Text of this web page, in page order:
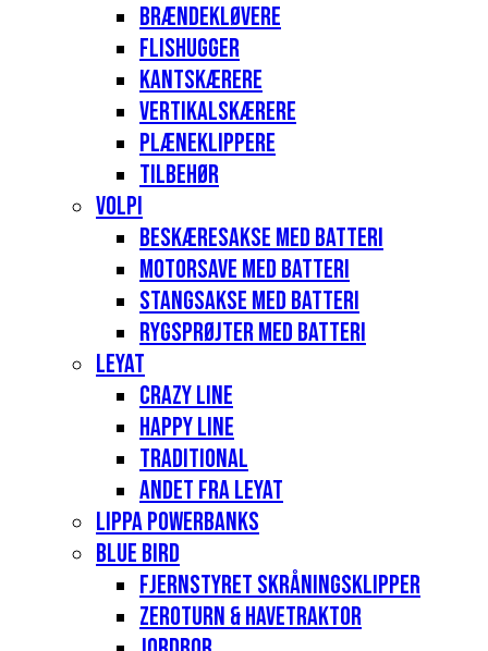
Brændekløvere
Flishugger
Kantskærere
Vertikalskærere
Plæneklippere
Tilbehør
Volpi
Beskæresakse med batteri
Motorsave med batteri
Stangsakse med batteri
Rygsprøjter med batteri
Leyat
Crazy Line
Happy Line
Traditional
Andet fra Leyat
Lippa Powerbanks
Blue Bird
Fjernstyret skråningsklipper
Zeroturn & havetraktor